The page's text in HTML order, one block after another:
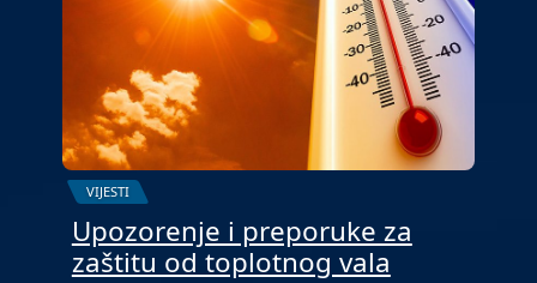
VIJESTI
Upozorenje i preporuke za
zaštitu od toplotnog vala